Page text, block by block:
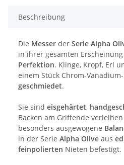
Beschreibung
Die Messer der Serie Alpha
in ihrer gesamten Erscheinung
Perfektion. Klinge, Kropf, Erl
einem Stück Chrom-
geschmiedet.
Sie sind eisgehärtet,
Backen am Griffende
besonders ausgewogene
in der Serie Alpha Olive aus
feinpolierten Nieten befestigt.